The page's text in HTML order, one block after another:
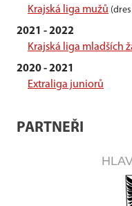
Krajská liga mužů
2021 - 2022
Krajská liga mladších
2020 - 2021
Extraliga juniorů
PARTNEŘI